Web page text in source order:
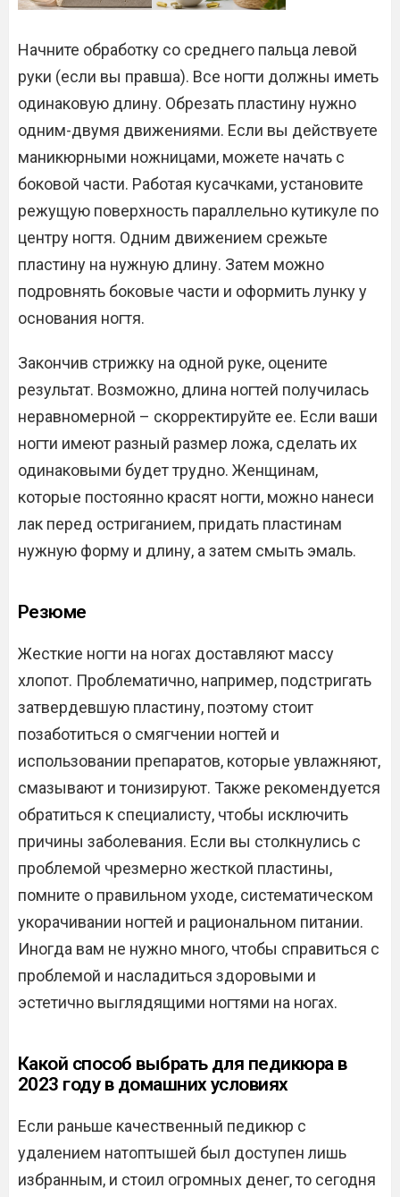
Начните обработку со среднего пальца левой
руки (если вы правша). Все ногти должны иметь
одинаковую длину. Обрезать пластину нужно
одним-двумя движениями. Если вы действуете
маникюрными ножницами, можете начать с
боковой части. Работая кусачками, установите
режущую поверхность параллельно кутикуле по
центру ногтя. Одним движением срежьте
пластину на нужную длину. Затем можно
подровнять боковые части и оформить лунку у
основания ногтя.
Закончив стрижку на одной руке, оцените
результат. Возможно, длина ногтей получилась
неравномерной – скорректируйте ее. Если ваши
ногти имеют разный размер ложа, сделать их
одинаковыми будет трудно. Женщинам,
которые постоянно красят ногти, можно нанеси
лак перед остриганием, придать пластинам
нужную форму и длину, а затем смыть эмаль.
Резюме
Жесткие ногти на ногах доставляют массу
хлопот. Проблематично, например, подстригать
затвердевшую пластину, поэтому стоит
позаботиться о смягчении ногтей и
использовании препаратов, которые увлажняют,
смазывают и тонизируют. Также рекомендуется
обратиться к специалисту, чтобы исключить
причины заболевания. Если вы столкнулись с
проблемой чрезмерно жесткой пластины,
помните о правильном уходе, систематическом
укорачивании ногтей и рациональном питании.
Иногда вам не нужно много, чтобы справиться с
проблемой и насладиться здоровыми и
эстетично выглядящими ногтями на ногах.
Какой способ выбрать для педикюра в
2023 году в домашних условиях
Если раньше качественный педикюр с
удалением натоптышей был доступен лишь
избранным, и стоил огромных денег, то сегодня